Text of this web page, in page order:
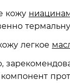
кожу
легкое